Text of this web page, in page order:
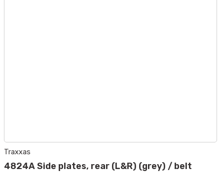
Traxxas
4824A Side plates, rear (L&R) (grey) / belt